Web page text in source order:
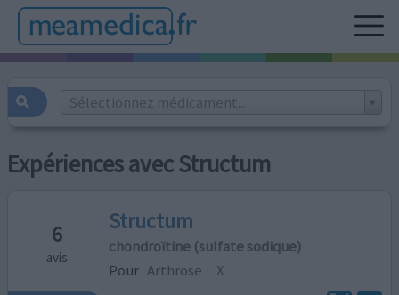
Sélectionnez médicament...
Expériences avec Structum
6
avis
Structum
chondroïtine (sulfate sodique)
Pour Arthrose X